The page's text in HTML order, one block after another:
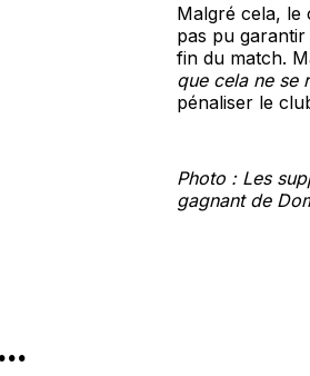
Malgré cela,
pas pu
fin du match.
que cela ne se
pénaliser le
Photo : Les
gagnant de